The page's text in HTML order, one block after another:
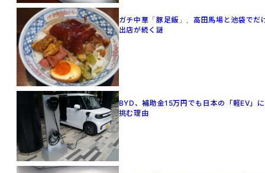
ガチ中華「豚足飯」、高田馬場と池袋でだ
出店が続く謎
BYD、補助金15万円でも日本の「軽EV」に
挑む理由